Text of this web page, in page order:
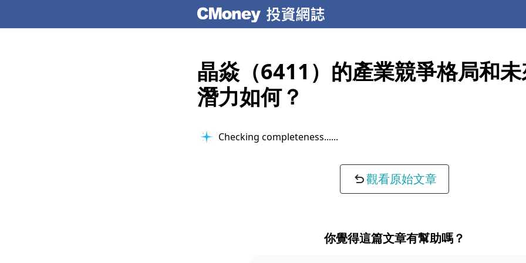
晶焱（6411）的產業競爭格局和
潛力如何？
Checking completeness...
觀看原始文章
你覺得這篇文章有幫助嗎？